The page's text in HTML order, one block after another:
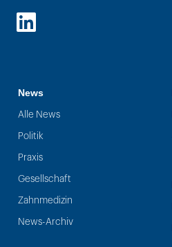
LinkedIn
News
Alle News
Politik
Praxis
Gesellschaft
Zahnmedizin
News-Archiv